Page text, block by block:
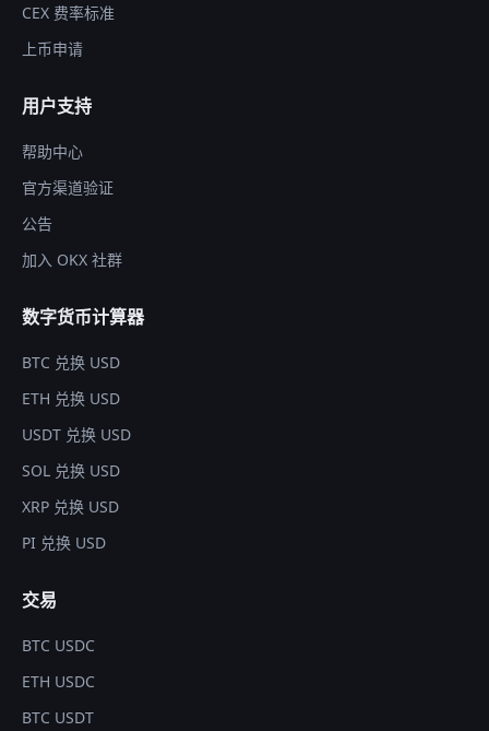
CEX 费率标准
上币申请
用户支持
帮助中心
官方渠道验证
公告
加入 OKX 社群
数字货币计算器
BTC 兑换 USD
ETH 兑换 USD
USDT 兑换 USD
SOL 兑换 USD
XRP 兑换 USD
PI 兑换 USD
交易
BTC USDC
ETH USDC
BTC USDT